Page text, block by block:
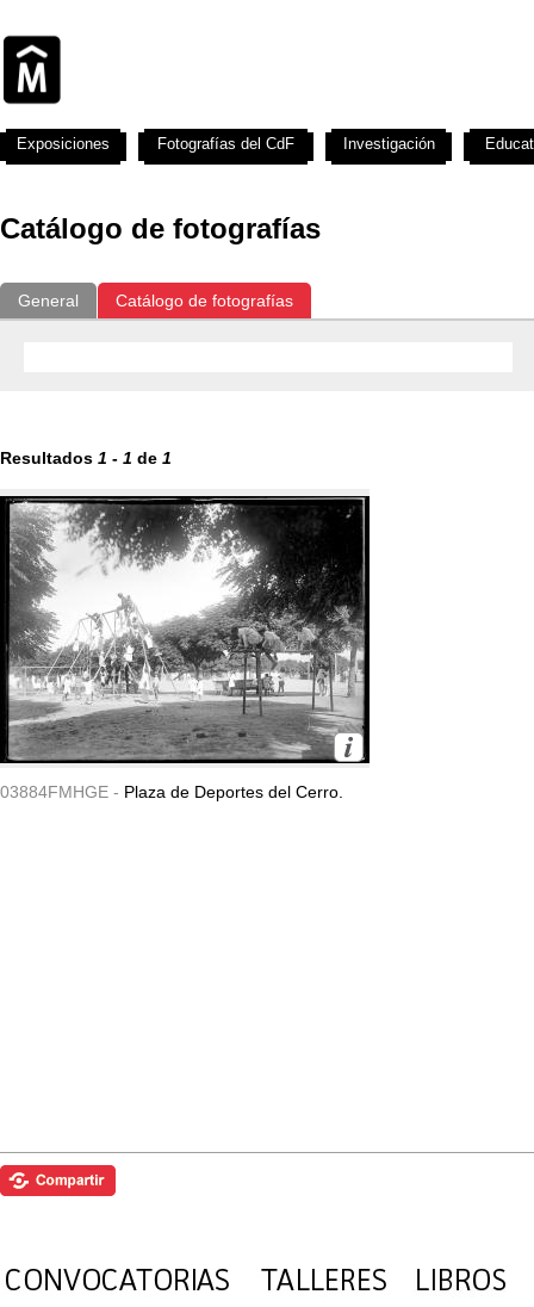
Catálogo de fotografías
General Catálogo de fotografías
Resultados 1 - 1 de 1
03884FMHGE - Plaza de Deportes del Cerro.
Exposiciones Fotografías del CdF Investigación